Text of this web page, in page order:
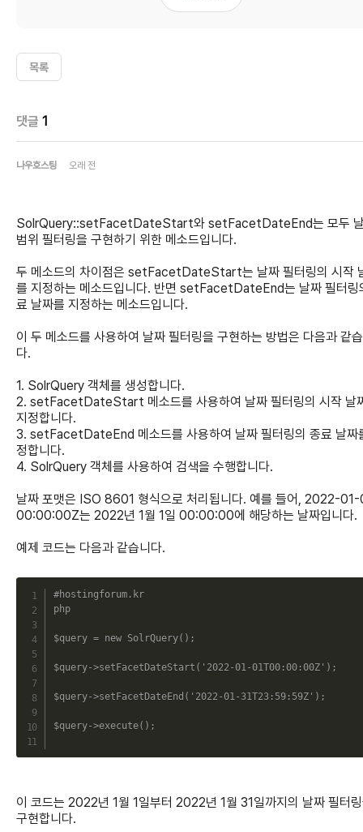
목록
댓글 1
나우호스팅 오래 전
SolrQuery::setFacetDateStart와 setFacetDateEnd는 모두
범위 필터링을 구현하기 위한 메소드입니다.
두 메소드의 차이점은 setFacetDateStart는 날짜 필터링의 시작
를 지정하는 메소드입니다. 반면 setFacetDateEnd는 날짜 필터링
료 날짜를 지정하는 메소드입니다.
이 두 메소드를 사용하여 날짜 필터링을 구현하는 방법은 다음과 같
다.
1. SolrQuery 객체를 생성합니다.
2. setFacetDateStart 메소드를 사용하여 날짜 필터링의 시작 날
지정합니다.
3. setFacetDateEnd 메소드를 사용하여 날짜 필터링의 종료 날짜
정합니다.
4. SolrQuery 객체를 사용하여 검색을 수행합니다.
날짜 포맷은 ISO 8601 형식으로 처리됩니다. 예를 들어, 2022-
00:00:00Z는 2022년 1월 1일 00:00:00에 해당하는 날짜입니다.
예제 코드는 다음과 같습니다.
#hostingforum.kr
php
$query = new SolrQuery( ) ;
$query->setFacetDateStart ( '2022-01-01T00:00:00Z' ) ;
$query->setFacetDateEnd ( '2022-01-31T23:59:59Z' ) ;
$query->execute( ) ;
이 코드는 2022년 1월 1일부터 2022년 1월 31일까지의 날짜 필터
구현합니다.